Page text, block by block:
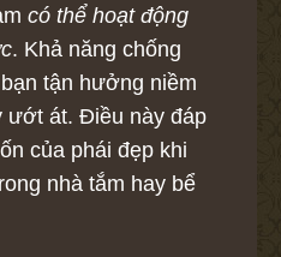
có thể hoạt động
. Khả năng chống
tận hưởng niềm
ướt át. Điều này đáp
của phái đẹp khi
nhà tắm hay bể